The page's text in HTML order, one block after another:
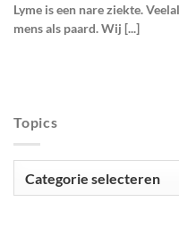
Lyme is een nare ziekte.
mens als paard. Wij [...]
Topics